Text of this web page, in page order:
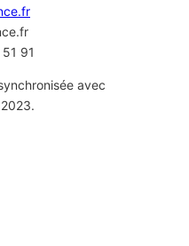
91
avec